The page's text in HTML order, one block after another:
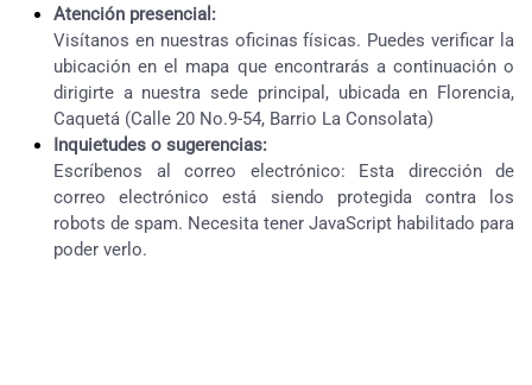
Atención presencial:
Visítanos en nuestras oficinas físicas. Puedes verificar la
ubicación en el mapa que encontrarás a continuación o
dirigirte a nuestra sede principal, ubicada en Florencia,
Caquetá (Calle 20 No.9-54, Barrio La Consolata)
Inquietudes o sugerencias:
Escríbenos al correo electrónico: Esta dirección de
correo electrónico está siendo protegida contra los
robots de spam. Necesita tener JavaScript habilitado para
poder verlo.